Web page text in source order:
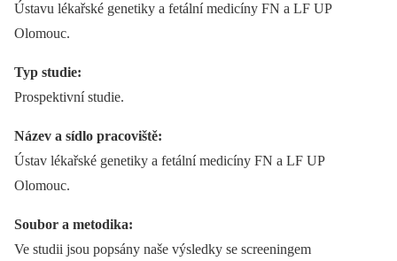
Ústavu lékařské genetiky a fetální medicíny FN a LF UP
Olomouc.
Typ studie:
Prospektivní studie.
Název a sídlo pracoviště:
Ústav lékařské genetiky a fetální medicíny FN a LF UP
Olomouc.
Soubor a metodika:
Ve studii jsou popsány naše výsledky se screeningem